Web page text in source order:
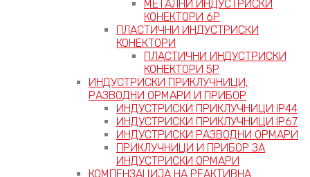
МЕТАЛНИ ИНДУСТРИСКИ
КОНЕКТОРИ 6P
ПЛАСТИЧНИ ИНДУСТРИСКИ
КОНЕКТОРИ
ПЛАСТИЧНИ ИНДУСТРИСКИ
КОНЕКТОРИ 5P
ИНДУСТРИСКИ ПРИКЛУЧНИЦИ,
РАЗВОДНИ ОРМАРИ И ПРИБОР
ИНДУСТРИСКИ ПРИКЛУЧНИЦИ IP44
ИНДУСТРИСКИ ПРИКЛУЧНИЦИ IP67
ИНДУСТРИСКИ РАЗВОДНИ ОРМАРИ
ПРИКЛУЧНИЦИ И ПРИБОР ЗА
ИНДУСТРИСКИ ОРМАРИ
КОМПЕНЗАЦИЈА НА РЕАКТИВНА